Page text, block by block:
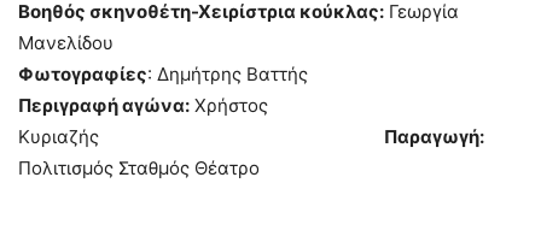
Βοηθός σκηνοθέτη-Χειρίστρια κούκλας: Γεωργία
Μανελίδου
Φωτογραφίες: Δημήτρης Βαττής
Περιγραφή αγώνα: Χρήστος
Κυριαζής Παραγωγή:
Πολιτισμός Σταθμός Θέατρο